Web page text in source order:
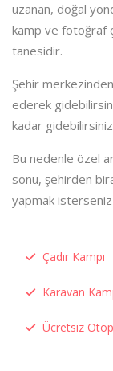
uzanan, doğal
kamp ve fotoğraf
tanesidir.
Şehir
ederek
kadar
Bu nedenle özel
sonu, şehirden
yapmak
Çadır Kampı
Karavan
Ücretsiz